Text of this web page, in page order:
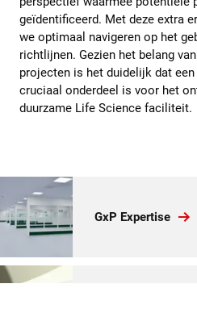
geïdentificeerd. Met deze extra
we optimaal navigeren op het
richtlijnen. Gezien het belang
projecten is het duidelijk dat
cruciaal onderdeel is voor het
duurzame Life Science faciliteit.
GxP Expertise